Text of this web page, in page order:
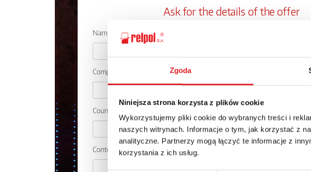
Zgoda
Niniejsza strona korzysta z plików cookie
Wykorzystujemy pliki cookie do wybranych treści i
naszych witrynach. Informacje o tym, jak korzystać z
analityczne. Partnerzy mogą łączyć te informacje z
korzystania z ich usług.
Ask for the details of the offer
Name: *
Company:
Country:
Contents: *